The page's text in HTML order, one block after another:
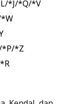
*J/*Q/*V
*P/*Z